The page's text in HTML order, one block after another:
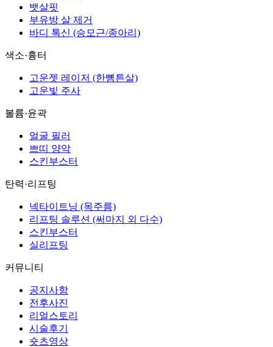
뱃살핏
부유방 살 제거
바디 톡신 (승모근/종아리)
색소·흉터
고운젯 레이저 (한뼘튼살)
고운빛 주사
볼륨·윤곽
얼굴 필러
쁘띠 양악
스킨부스터
탄력·리프팅
넥타이트닝 (목주름)
리프팅 솔루션 (써마지 외 다수)
스킨부스터
실리프팅
커뮤니티
공지사항
전후사진
리얼스토리
시술후기
숏츠영상